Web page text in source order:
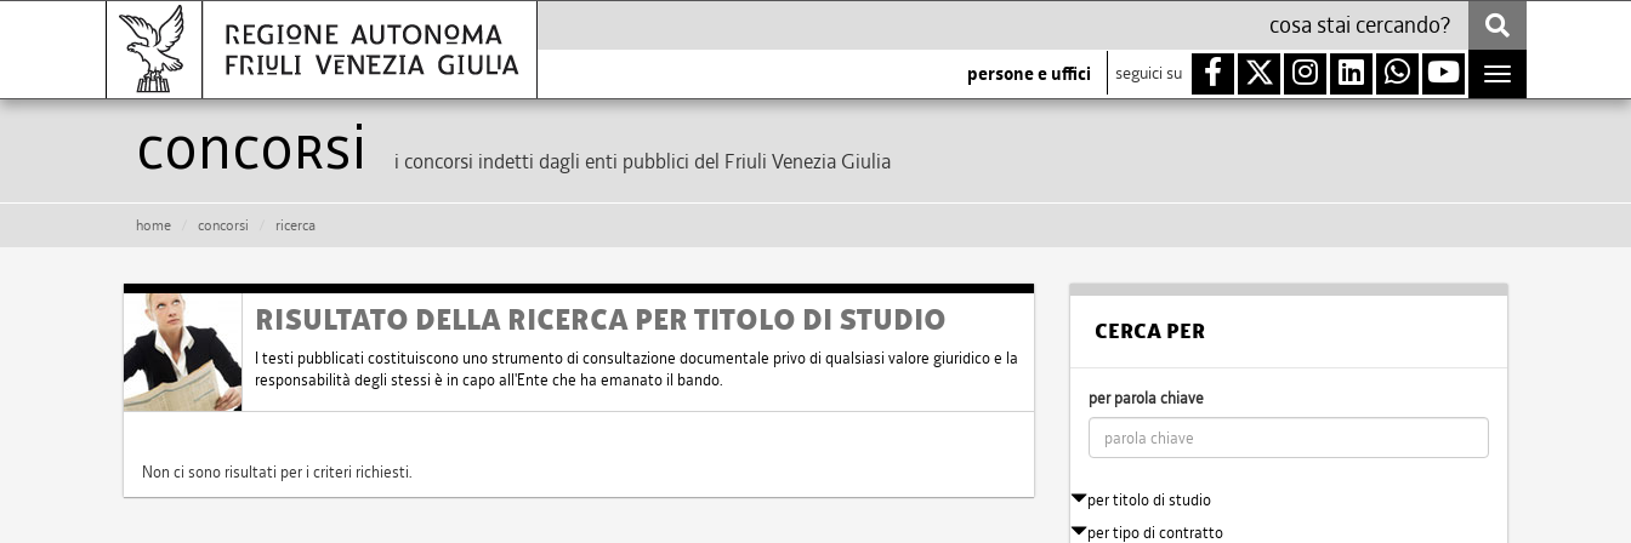
persone e uffici seguici su
Toggle
navigation
Concorsi i concorsi indetti dagli enti pubblici del Friuli Venezia Giulia
home concorsi ricerca
RISULTATO DELLA RICERCA PER TITOLO DI STUDIO
I testi pubblicati costituiscono uno strumento di consultazione documentale privo di qualsiasi valore giuridico e la
responsabilità degli stessi è in capo all'Ente che ha emanato il bando.
Non ci sono risultati per i criteri richiesti.
CERCA PER
per parola chiave
per titolo di studio
per tipo di contratto